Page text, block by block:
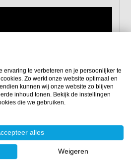
de egalisatie epoxy:
betonvloer.
ervaring te verbeteren en je persoonlijker te
Zo werkt onze website optimaal en
kunnen wij onze website zo blijven
inhoud tonen. Bekijk de instellingen
die we gebruiken.
alles
Weigeren